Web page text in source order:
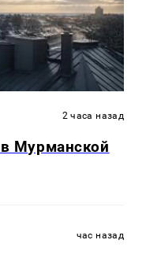
2 часа назад
Мурманской
час назад